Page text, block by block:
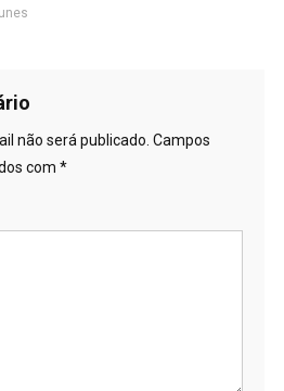
não será publicado. Campos
com *